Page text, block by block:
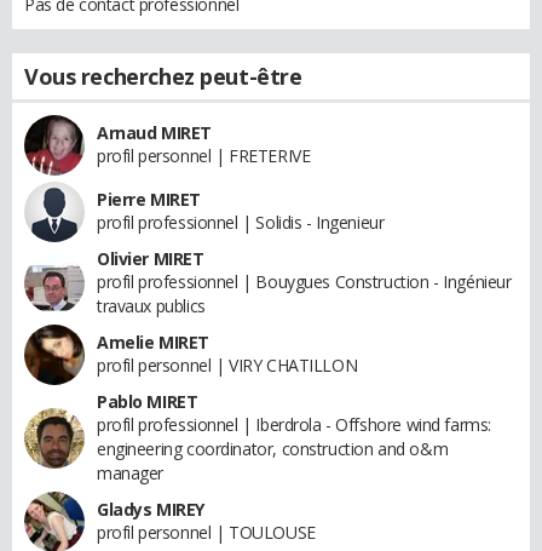
Pas de contact professionnel
Vous recherchez peut-être
Arnaud MIRET
profil personnel | FRETERIVE
Pierre MIRET
profil professionnel | Solidis - Ingenieur
Olivier MIRET
profil professionnel | Bouygues Construction - Ingénieur
travaux publics
Amelie MIRET
profil personnel | VIRY CHATILLON
Pablo MIRET
profil professionnel | Iberdrola - Offshore wind farms:
engineering coordinator, construction and o&m
manager
Gladys MIREY
profil personnel | TOULOUSE